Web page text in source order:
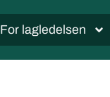
For lagledelsen